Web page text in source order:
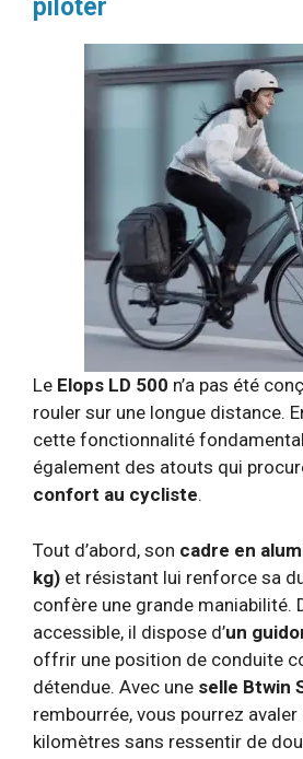
piloter
Le Elops LD 500 n’a pas été
rouler sur une longue distance.
cette fonctionnalité
également des atouts qui
confort au cycliste.
Tout d’abord, son cadre en
kg) et résistant lui renforce sa
confère une grande maniabilité.
accessible, il dispose d’un
offrir une position de conduite
détendue. Avec une selle Btwin
rembourrée, vous pourrez
kilomètres sans ressentir de